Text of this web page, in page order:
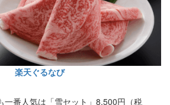
楽天ぐるなび
一番人気は「雪セット」8,500円（税